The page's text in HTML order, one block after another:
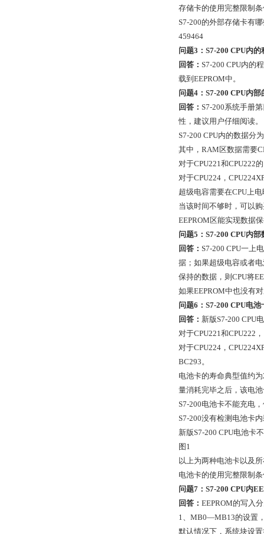
存储卡的使用完整限制
S7-200的外部存储卡有
459464
问题3：S7-200 CPU内
回答： S7-200 CPU内的
载到EEPROM中。
问题4：S7-200 CPU内
回答： S7-200系统手册
性，建议用户仔细阅读。
S7-200 CPU内的数据分
其中，RAM区数据需要
对于CPU221和CPU222
对于CPU224，
超级电容需要在CPU上
当该时间不够时，可以
EEPROM区能实现数据
问题5：S7-200 CPU内
回答： S7-200 CPU一上
据；如果超级电容或者
保持的数据，则CPU将
如果EEPROM中也没有
问题6：S7-200 CPU电
回答： 新版S7-200 CPU
对于CPU221和CPU222
对于CPU224，
BC293。
电池卡的寿命典型值约
量消耗完毕之后，该电
S7-200电池卡不能充电
S7-200没有检测电池卡
新版S7-200 CPU电池卡
图1
以上为两种电池卡以及
电池卡的使用完整限制
问题7：S7-200 CPU内
回答： EEPROM的写入
1、MB0—MB13的设置
默认情况下，系统块设